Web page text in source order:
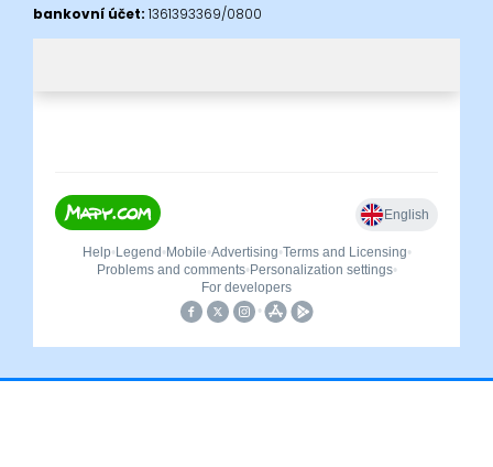
bankovní účet: 1361393369/0800